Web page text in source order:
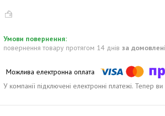
повернення товару протягом 14 днів за
У компанії підключені електронні платежі. Тепер